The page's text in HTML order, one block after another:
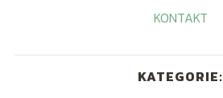
KONTAKT
KATEGORIE: